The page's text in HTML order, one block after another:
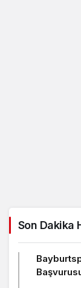
Son Dakika